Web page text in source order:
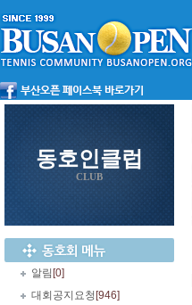
동호인클럽
CLUB
알림 [0]
대회공지요청 [946]